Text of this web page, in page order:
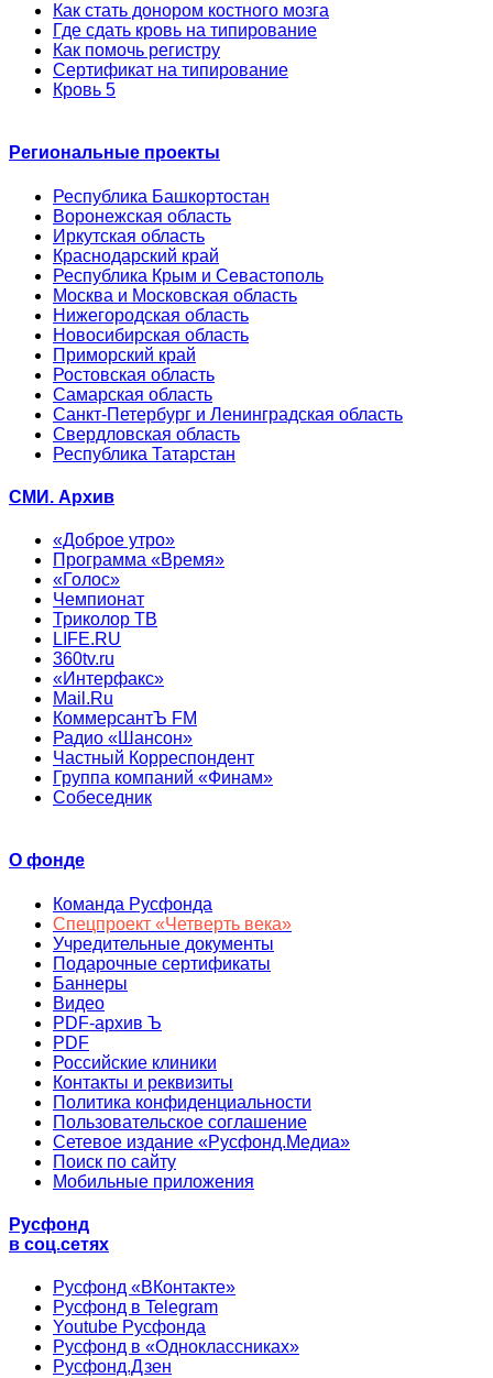
Как стать донором костного мозга
Где сдать кровь на типирование
Как помочь регистру
Сертификат на типирование
Кровь 5
Региональные проекты
Республика Башкортостан
Воронежская область
Иркутская область
Краснодарский край
Республика Крым и Севастополь
Москва и Московская область
Нижегородская область
Новосибирская область
Приморский край
Ростовская область
Самарская область
Санкт-Петербург и Ленинградская область
Свердловская область
Республика Татарстан
СМИ. Архив
«Доброе утро»
Программа «Время»
«Голос»
Чемпионат
Триколор ТВ
LIFE.RU
360tv.ru
«Интерфакс»
Mail.Ru
КоммерсантЪ FM
Радио «Шансон»
Частный Корреспондент
Группа компаний «Финам»
Собеседник
О фонде
Команда Русфонда
Спецпроект «Четверть века»
Учредительные документы
Подарочные сертификаты
Баннеры
Видео
PDF-архив Ъ
PDF
Российские клиники
Контакты и реквизиты
Политика конфиденциальности
Пользовательское соглашение
Сетевое издание «Русфонд.Медиа»
Поиск по сайту
Мобильные приложения
Русфонд
в соц.сетях
Русфонд «ВКонтакте»
Русфонд в Telegram
Youtube Русфонда
Русфонд в «Одноклассниках»
Русфонд.Дзен